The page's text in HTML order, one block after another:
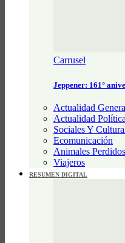
Carrusel
Jeppener: 161°
Actualidad
Actualidad Política
Sociales Y
Ecomunicación
Animales
Viajeros
RESUMEN DIGITAL